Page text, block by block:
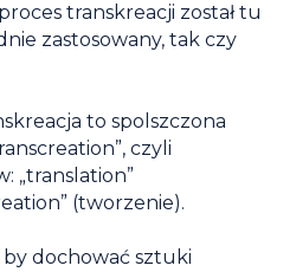
transkreacji został tu
zastosowany, tak czy
to spolszczona
czyli
„translation”
(tworzenie).
by dochować sztuki